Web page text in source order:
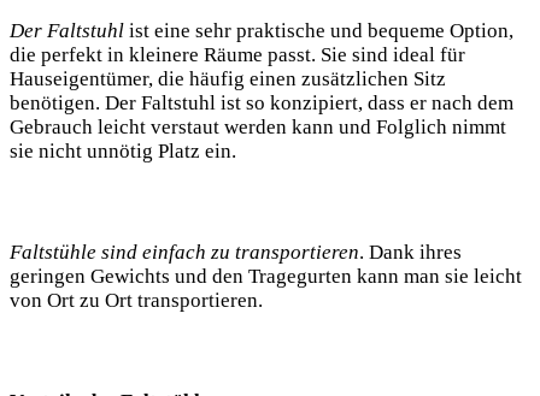
Der Faltstuhl ist ‌eine sehr praktische⁢ und bequeme Option,
die perfekt ⁤in kleinere Räume passt. ⁤Sie ⁤sind ideal für
Hauseigentümer, die häufig⁤ einen zusätzlichen Sitz
benötigen. Der Faltstuhl ist so‍ konzipiert, dass er nach dem
‍Gebrauch leicht verstaut werden kann ⁣und Folglich nimmt
‌sie nicht unnötig ‍Platz ein.
Faltstühle sind einfach zu‌ transportieren. Dank ihres
geringen⁣ Gewichts und den ⁣Tragegurten kann man⁣ sie leicht
von ⁤Ort zu Ort transportieren.